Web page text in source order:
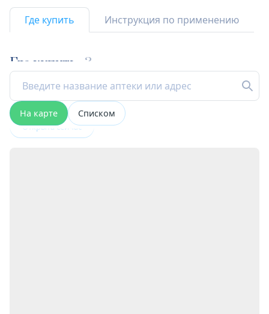
Где купить Инструкция по применению
Где купить 3
На карте Списком
Открыта сейчас